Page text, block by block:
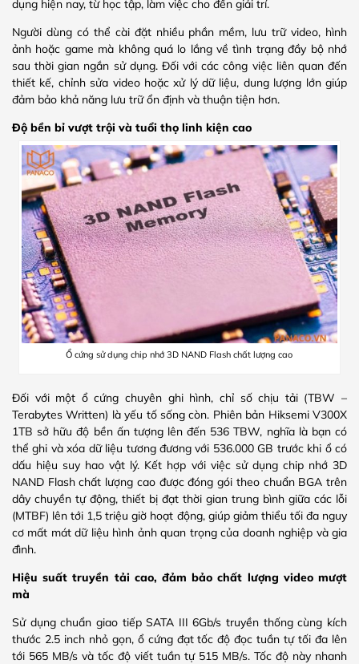
dụng hiện nay, từ học tập, làm việc cho đến giải trí.
Người dùng có thể cài đặt nhiều phần mềm, lưu trữ video, hình
ảnh hoặc game mà không quá lo lắng về tình trạng đầy bộ nhớ
sau thời gian ngắn sử dụng. Đối với các công việc liên quan đến
thiết kế, chỉnh sửa video hoặc xử lý dữ liệu, dung lượng lớn giúp
đảm bảo khả năng lưu trữ ổn định và thuận tiện hơn.
Độ bền bỉ vượt trội và tuổi thọ linh kiện cao
Ổ cứng sử dụng chip nhớ 3D NAND Flash chất lượng cao
Đối với một ổ cứng chuyên ghi hình, chỉ số chịu tải (TBW –
Terabytes Written) là yếu tố sống còn. Phiên bản Hiksemi V300X
1TB sở hữu độ bền ấn tượng lên đến 536 TBW, nghĩa là bạn có
thể ghi và xóa dữ liệu tương đương với 536.000 GB trước khi ổ có
dấu hiệu suy hao vật lý. Kết hợp với việc sử dụng chip nhớ 3D
NAND Flash chất lượng cao được đóng gói theo chuẩn BGA trên
dây chuyền tự động, thiết bị đạt thời gian trung bình giữa các lỗi
(MTBF) lên tới 1,5 triệu giờ hoạt động, giúp giảm thiểu tối đa nguy
cơ mất mát dữ liệu hình ảnh quan trọng của doanh nghiệp và gia
đình.
Hiệu suất truyền tải cao, đảm bảo chất lượng video mượt
mà
Sử dụng chuẩn giao tiếp SATA III 6Gb/s truyền thống cùng kích
thước 2.5 inch nhỏ gọn, ổ cứng đạt tốc độ đọc tuần tự tối đa lên
tới 565 MB/s và tốc độ viết tuần tự 515 MB/s. Tốc độ này nhanh